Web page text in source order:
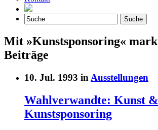
Mit »Kunstsponsoring«
Beiträge
10. Jul. 1993 in Ausstellungen
Wahlverwandte: Kunst &
Kunstsponsoring